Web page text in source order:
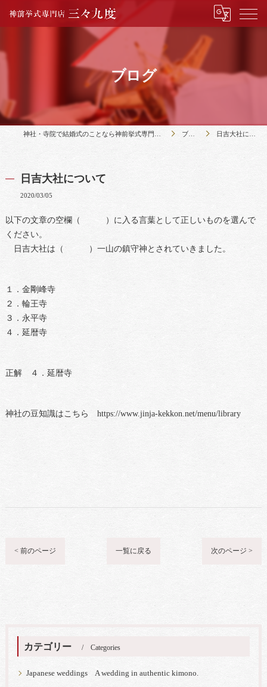
ブログ
ブログ 日吉大社について
日吉大社について
2020/03/05
以下の文章の空欄（ ）に入る言葉として正しいものを選んで
ください。
日吉大社は（ ）一山の鎮守神とされていきました。
１．金剛峰寺
２．輪王寺
３．永平寺
４．延暦寺
正解 ４．延暦寺
神社の豆知識はこちら https://www.jinja-kekkon.net/menu/library
< 前のページ 一覧に戻る 次のページ >
カテゴリー Categories
Japanese weddings A wedding in authentic kimono.